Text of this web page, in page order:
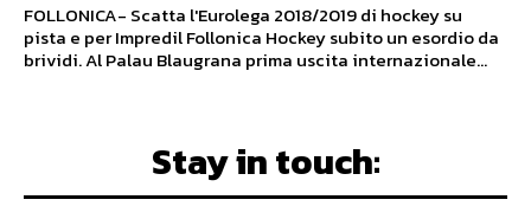
FOLLONICA- Scatta l'Eurolega 2018/2019 di hockey su
pista e per Impredil Follonica Hockey subito un esordio da
brividi. Al Palau Blaugrana prima uscita internazionale...
Stay in touch: